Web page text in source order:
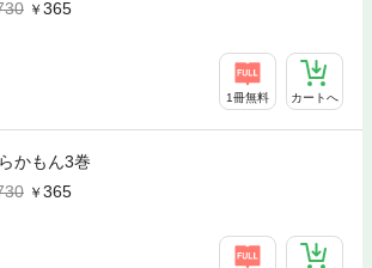
365
1冊無料 カートへ
かもん3巻
365